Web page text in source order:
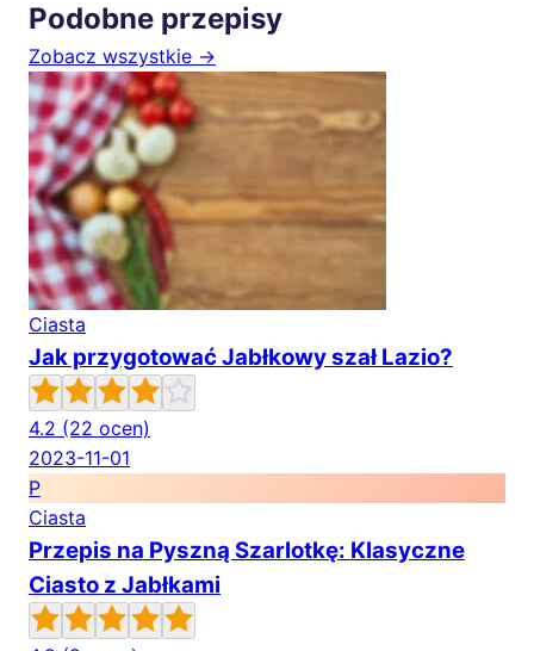
Podobne przepisy
Zobacz wszystkie →
Ciasta
Jak przygotować Jabłkowy szał Lazio?
4.2 (22 ocen)
2023-11-01
P
Ciasta
Przepis na Pyszną Szarlotkę: Klasyczne
Ciasto z Jabłkami